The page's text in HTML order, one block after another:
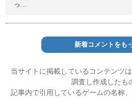
っ...
新着コメントをも
当サイトに掲載しているコンテンツ
調査し作成したも
記事内で引用しているゲームの名称